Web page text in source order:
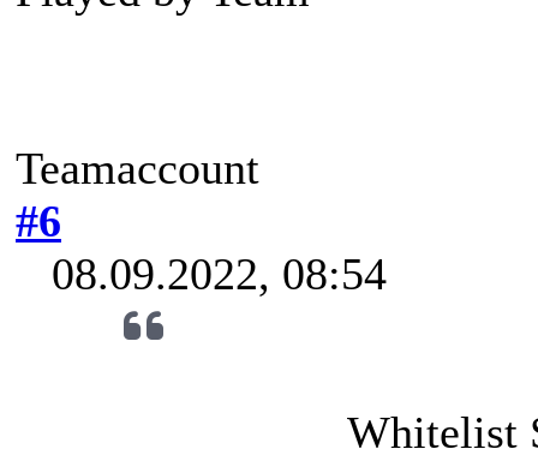
Teamaccount
#6
08.09.2022, 08:54
Whitelist